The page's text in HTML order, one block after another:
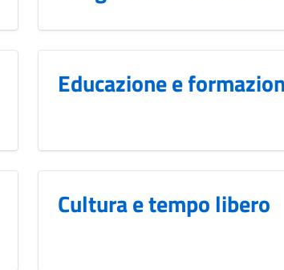
Educazione e
Cultura e tempo libero